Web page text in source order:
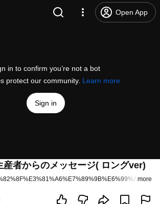
Open App
in to confirm you’re not a bot
protect our community. Learn more
Sign in
産者からのメッセージ( ロングver)
more